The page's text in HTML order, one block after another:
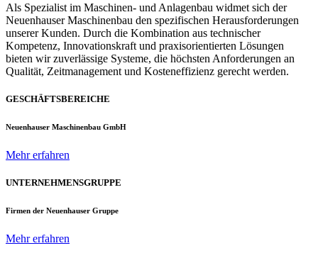
Als Spezialist im Maschinen- und Anlagenbau widmet sich der
Neuenhauser Maschinenbau den spezifischen Herausforderungen
unserer Kunden. Durch die Kombination aus technischer
Kompetenz, Innovationskraft und praxisorientierten Lösungen
bieten wir zuverlässige Systeme, die höchsten Anforderungen an
Qualität, Zeitmanagement und Kosteneffizienz gerecht werden.
GESCHÄFTSBEREICHE
Neuenhauser Maschinenbau GmbH
Mehr erfahren
UNTERNEHMENSGRUPPE
Firmen der Neuenhauser Gruppe
Mehr erfahren